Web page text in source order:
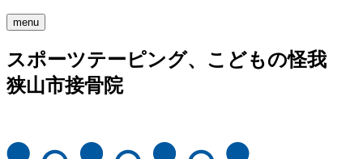
menu
スポーツテーピング、こどもの怪我
狭山市接骨院